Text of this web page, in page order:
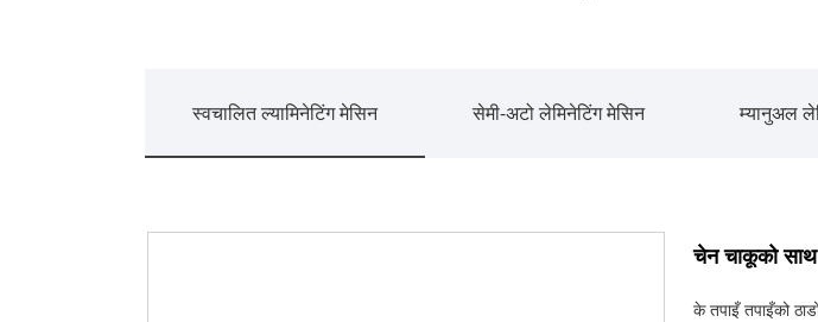
स्वचालित ल्यामिनेटिंग मेसिन सेमी-अटो लेमिनेटिंग मेसिन म्यानुअल
चेन चाकूको साथ
के तपाइँ तपाइँको